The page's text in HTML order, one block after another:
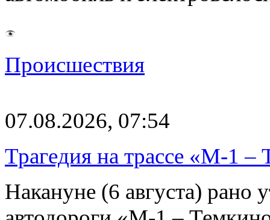
Происшествия
07.08.2026, 07:54
Трагедия на трассе «М-1 –
Накануне (6 августа) рано